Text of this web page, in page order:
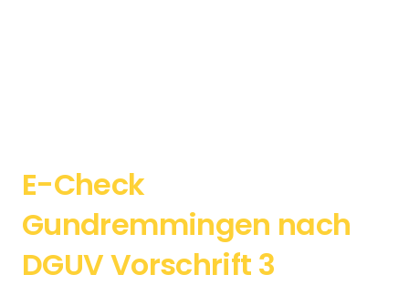
E-Check
Gundremmingen nach
DGUV Vorschrift 3